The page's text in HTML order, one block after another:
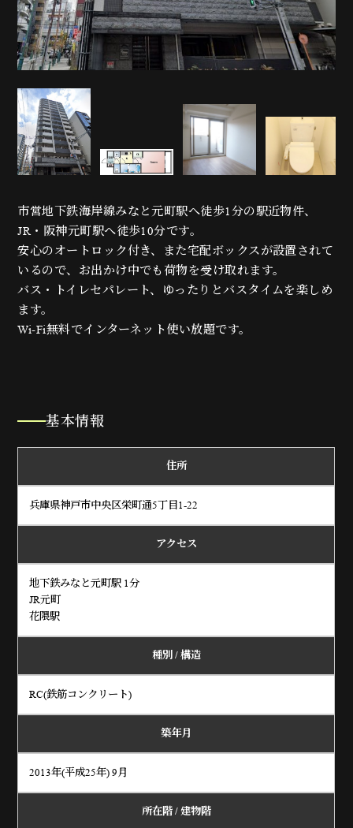
市営地下鉄海岸線みなと元町駅へ徒歩1分の駅近物件、
JR・阪神元町駅へ徒歩10分です。
安心のオートロック付き、また宅配ボックスが設置されて
いるので、お出かけ中でも荷物を受け取れます。
バス・トイレセパレート、ゆったりとバスタイムを楽しめ
ます。
Wi-Fi無料でインターネット使い放題です。
基本情報
住所
兵庫県神戸市中央区栄町通5丁目1-22
アクセス
地下鉄みなと元町駅 1分
JR元町
花隈駅
種別 / 構造
RC(鉄筋コンクリート)
築年月
2013年(平成25年) 9月
所在階 / 建物階